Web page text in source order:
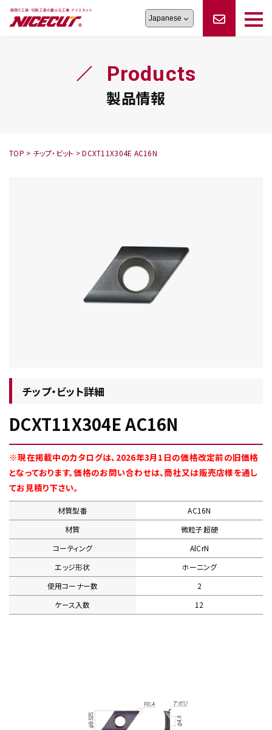
旋盤工具シリーズ
シリーズ
生産終了品
オーダー品依頼
フェイス・ショルダーシリーズかんたんオーダー
トラブルシューティング
ロックピンの逆ジメに注意
Products
製品情報
TOP > チップ・ビット >DCXT11X304E AC16N
チップ・ビット詳細
DCXT11X304E AC16N
※現在掲載中のカタログは、2026年3月1日の価格改定前の旧価格
となっております。価格のお問い合わせは、商社又は販売店様を通し
てお見積り下さい。
材質型番
AC16N
材質
微粒子超硬
コーティング
AlCrN
エッジ形状
ホーニング
使用コーナー数
2
ケース入数
12